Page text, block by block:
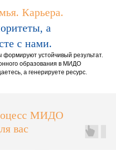
Карьера.
а
с нами.
устойчивый результат.
образования в МИДО
а генерируете ресурс.
МИДО
вас